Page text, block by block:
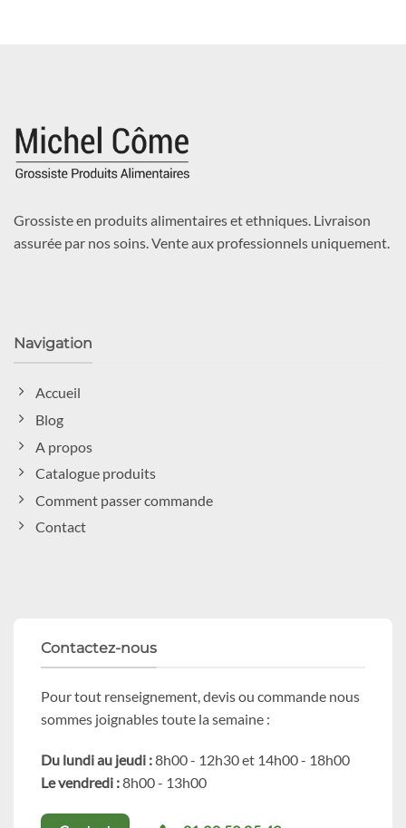
Grossiste en produits alimentaires et ethniques. Livraison
assurée par nos soins. Vente aux professionnels uniquement.
Navigation
Accueil
Blog
A propos
Catalogue produits
Comment passer commande
Contact
Contactez-nous
Pour tout renseignement, devis ou commande nous
sommes joignables toute la semaine :
Du lundi au jeudi :8h00 - 12h30 et 14h00 - 18h00
Le vendredi :8h00 - 13h00